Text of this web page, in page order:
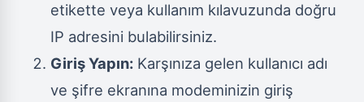
etikette veya kullanım kılavuzunda doğru
IP adresini bulabilirsiniz.
Giriş Yapın: Karşınıza gelen kullanıcı adı
ve şifre ekranına modeminizin giriş